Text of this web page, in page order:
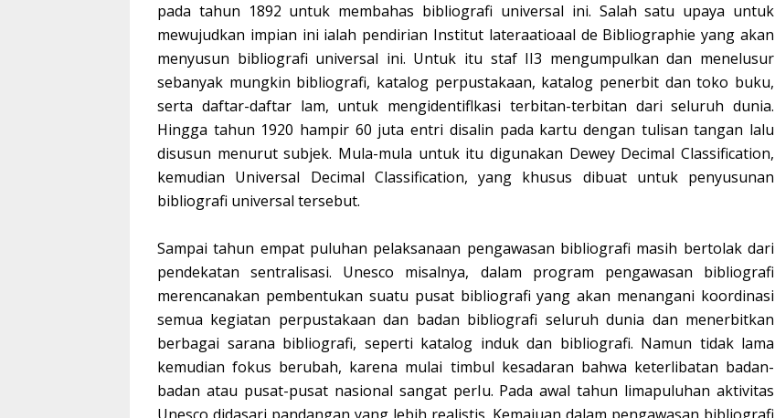
pada tahun 1892 untuk membahas bibliografi universal ini. Salah satu upaya untuk
mewujudkan impian ini ialah pendirian Institut lateraatioaal de Bibliographie yang akan
menyusun bibliografi universal ini. Untuk itu staf II3 mengumpulkan dan menelusur
sebanyak mungkin bibliografi, katalog perpustakaan, katalog penerbit dan toko buku,
serta daftar-daftar lam, untuk mengidentiflkasi terbitan-terbitan dari seluruh dunia.
Hingga tahun 1920 hampir 60 juta entri disalin pada kartu dengan tulisan tangan lalu
disusun menurut subjek. Mula-mula untuk itu digunakan Dewey Decimal Classification,
kemudian Universal Decimal Classification, yang khusus dibuat untuk penyusunan
bibliografi universal tersebut.
Sampai tahun empat puluhan pelaksanaan pengawasan bibliografi masih bertolak dari
pendekatan sentralisasi. Unesco misalnya, dalam program pengawasan bibliografi
merencanakan pembentukan suatu pusat bibliografi yang akan menangani koordinasi
semua kegiatan perpustakaan dan badan bibliografi seluruh dunia dan menerbitkan
berbagai sarana bibliografi, seperti katalog induk dan bibliografi. Namun tidak lama
kemudian fokus berubah, karena mulai timbul kesadaran bahwa keterlibatan badan-
badan atau pusat-pusat nasional sangat perIu. Pada awal tahun limapuluhan aktivitas